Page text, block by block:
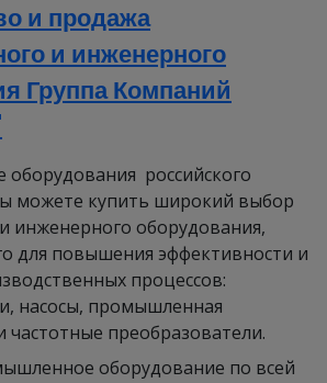
и продажа
и инженерного
Группа Компаний
оборудования российского
можете купить широкий выбор
инженерного оборудования,
для повышения эффективности и
процессов:
насосы, промышленная
частотные преобразователи.
оборудование по всей